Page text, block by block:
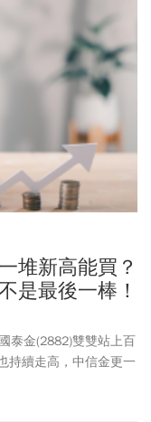
堆新高能買？
是最後一棒！
泰金(2882)雙雙站上百
持續走高，中信金更一
、國泰金、元大金、